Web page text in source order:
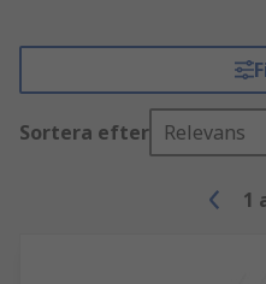
Sortera efter Relevans
1